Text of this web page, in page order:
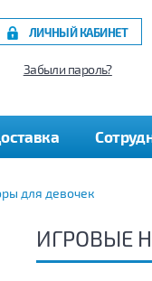
ЛИЧНЫЙ КАБИНЕТ
Забыли пароль?
для девочек
ИГРОВЫЕ